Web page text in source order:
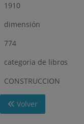
1910
dimensión
774
categoria de libros
CONSTRUCCION
Volver